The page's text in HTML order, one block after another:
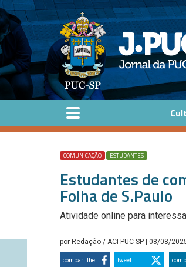
Pular para o conteúdo principal
COMUNICAÇÃO ESTUDANTES
Estudantes de
Folha de S.Paulo
Atividade online para
por Redação / ACI PUC-SP | 08/08/
compartilhe tweet